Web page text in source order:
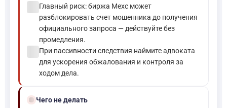
Главный риск: биржа Mexc может
разблокировать счет мошенника до получения
официального запроса — действуйте без
промедления.
При пассивности следствия наймите адвоката
для ускорения обжалования и контроля за
ходом дела.
block Чего не делать